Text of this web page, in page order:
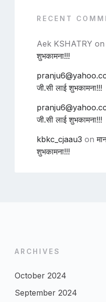
RECENT
Aek KSHATRY
शुभकामना!!!
जी.सी लाई शुभकामना!!!
जी.सी लाई शुभकामना!!!
kbkc_cjaau3 on
शुभकामना!!!
ARCHIVES
October 2024
September 2024